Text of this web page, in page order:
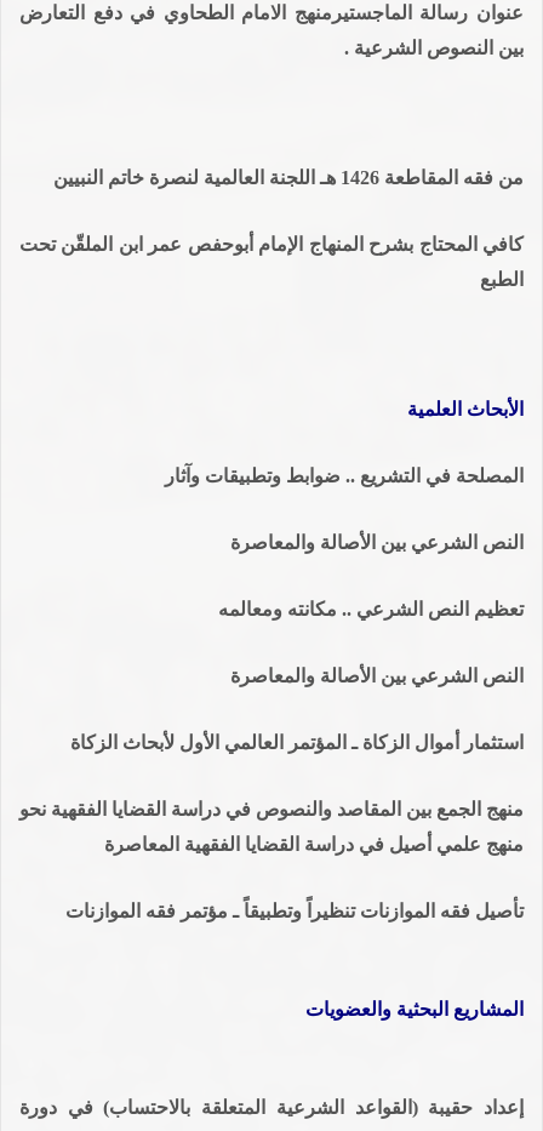
عنوان رسالة الماجستيرمنهج الامام الطحاوي في دفع التعارض
بين النصوص الشرعية .
من فقه المقاطعة 1426 هـ اللجنة العالمية لنصرة خاتم النبيين
كافي المحتاج بشرح المنهاج الإمام أبوحفص عمر ابن الملقّن تحت
الطبع
الأبحاث العلمية
المصلحة في التشريع .. ضوابط وتطبيقات وآثار
النص الشرعي بين الأصالة والمعاصرة
تعظيم النص الشرعي .. مكانته ومعالمه
النص الشرعي بين الأصالة والمعاصرة
استثمار أموال الزكاة ـ المؤتمر العالمي الأول لأبحاث الزكاة
منهج الجمع بين المقاصد والنصوص في دراسة القضايا الفقهية نحو
منهج علمي أصيل في دراسة القضايا الفقهية المعاصرة
تأصيل فقه الموازنات تنظيراً وتطبيقاً ـ مؤتمر فقه الموازنات
المشاريع البحثية والعضويات
إعداد حقيبة (القواعد الشرعية المتعلقة بالاحتساب) في دورة